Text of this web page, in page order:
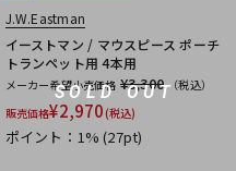
SOLD OUT
J.W.Eastman
イーストマン / マウスピース ポーチ
トランペット用 4本用
メーカー希望小売価格 ¥3,300 （税込）
販売価格¥2,970(税込)
ポイント：1%(27pt)